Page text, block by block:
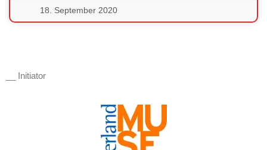
18. September 2020
__ Initiator